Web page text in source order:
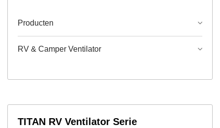
Producten
RV & Camper Ventilator
TITAN RV Ventilator Serie